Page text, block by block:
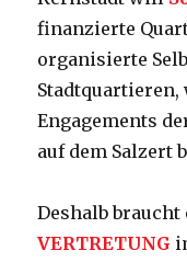
finanzierte
organisierte
Stadtquartieren,
Engagements
auf dem Salzert
Deshalb braucht
VERTRETUNG